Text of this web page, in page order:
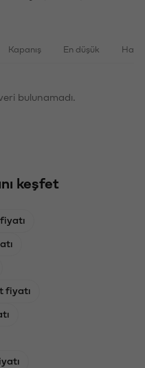
Kapanış En düşük
bulunamadı.
keşfet
fiyatı